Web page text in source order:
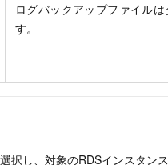
ログバックアップファイル
す。
択し、対象のRDSインスタン